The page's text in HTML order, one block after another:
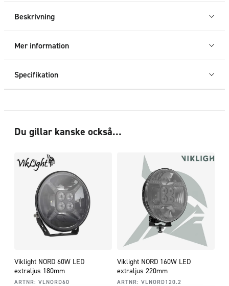
mängd
Beskrivning
Mer information
Specifikation
Du gillar kanske också…
Viklight NORD 60W LED
extraljus 180mm
ARTNR: VLNORD60
Viklight NORD 160W LED
extraljus 220mm
ARTNR: VLNORD120.2